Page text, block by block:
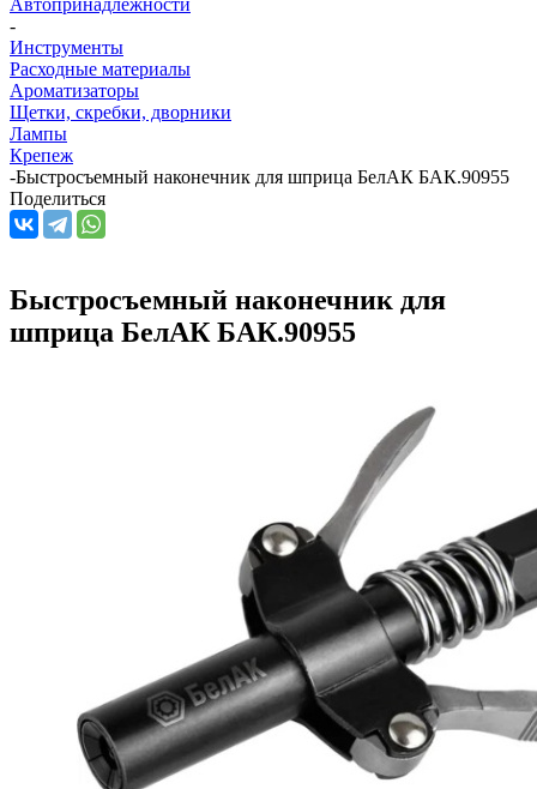
-
Инструменты
Расходные материалы
Ароматизаторы
Щетки, скребки, дворники
Лампы
Крепеж
-Быстросъемный наконечник для шприца БелАК БАК.90955
Поделиться
Быстросъемный наконечник для
шприца БелАК БАК.90955